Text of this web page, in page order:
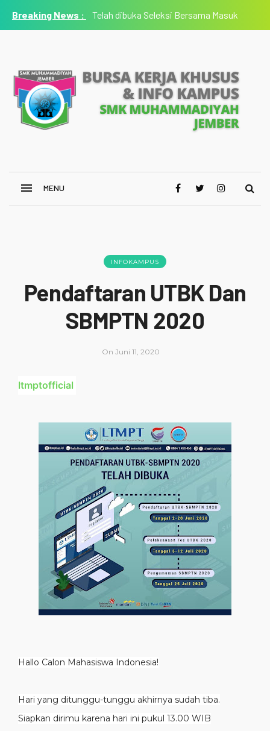
Telah dibuka Seleksi Bersama Masuk
INFOKAMPUS
Pendaftaran UTBK Dan
SBMPTN 2020
On Juni 11, 2020
ltmptofficial
Hallo Calon Mahasiswa Indonesia!
Hari yang ditunggu-tunggu akhirnya sudah tiba.
Siapkan dirimu karena hari ini pukul 13.00 WIB